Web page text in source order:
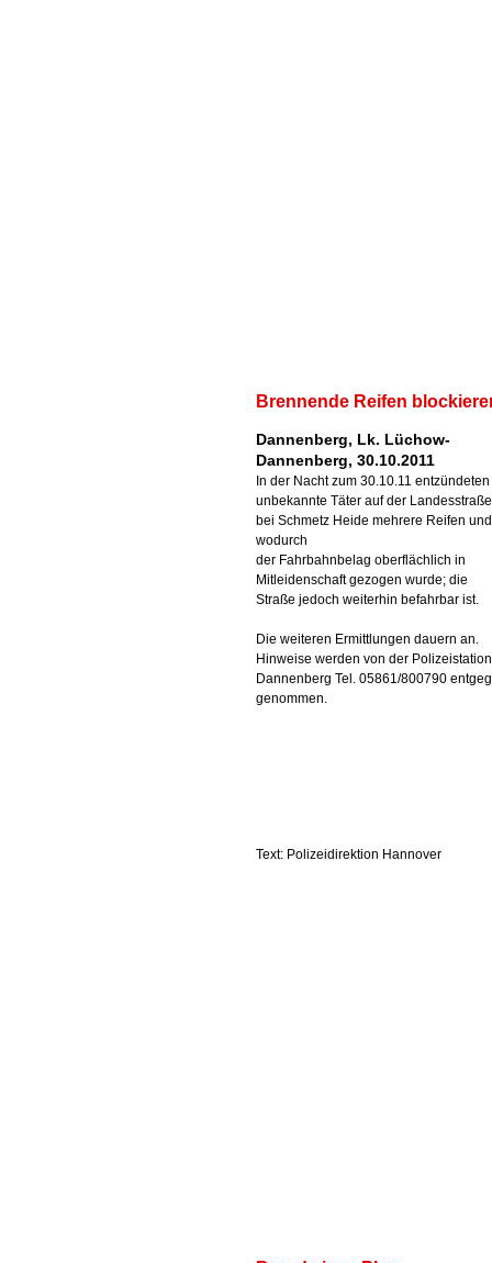
Brennende Reifen
Dannenberg, Lk. Lüchow-
Dannenberg, 30.10.2011
In der Nacht zum 30.10.11 entzündeten
unbekannte Täter auf der
bei Schmetz Heide mehrere Reifen
wodurch
der Fahrbahnbelag oberflächlich in
Mitleidenschaft gezogen wurde; die
Straße jedoch weiterhin befahrbar ist.
Die weiteren Ermittlungen dauern an.
Hinweise werden von der Polizeistation
Dannenberg Tel. 05861/800790
genommen.
Text: Polizeidirektion Hannover